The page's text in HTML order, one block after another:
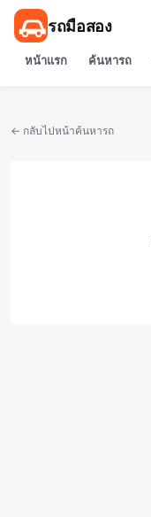
รถมือสอง
หน้าแรก ค้นหารถ
← กลับไปหน้าค้นหารถ